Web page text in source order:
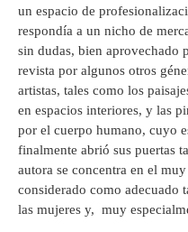
un espacio de
respondía a un nicho de
sin dudas, bien aprovechado
revista por algunos otros
artistas, tales como los
en espacios interiores, y las
por el cuerpo humano, cuyo
finalmente abrió sus puertas
autora se concentra en el
considerado como adecuado
las mujeres y, muy